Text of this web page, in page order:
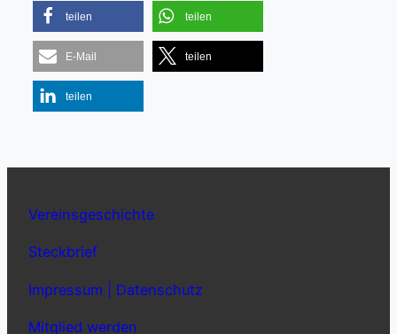
teilen teilen
E-Mail teilen
teilen
Vereinsgeschichte
Steckbrief
Impressum | Datenschutz
Mitglied werden